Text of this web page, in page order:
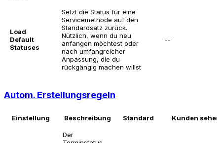
Load
Default
Statuses
Setzt die Status für eine
Servicemethode auf den
Standardsatz zurück.
Nützlich, wenn du neu
anfangen möchtest oder
nach umfangreicher
Anpassung, die du
rückgängig machen willst
--
Autom. Erstellungsregeln
Einstellung Beschreibung Standard Kunden sehen
Der